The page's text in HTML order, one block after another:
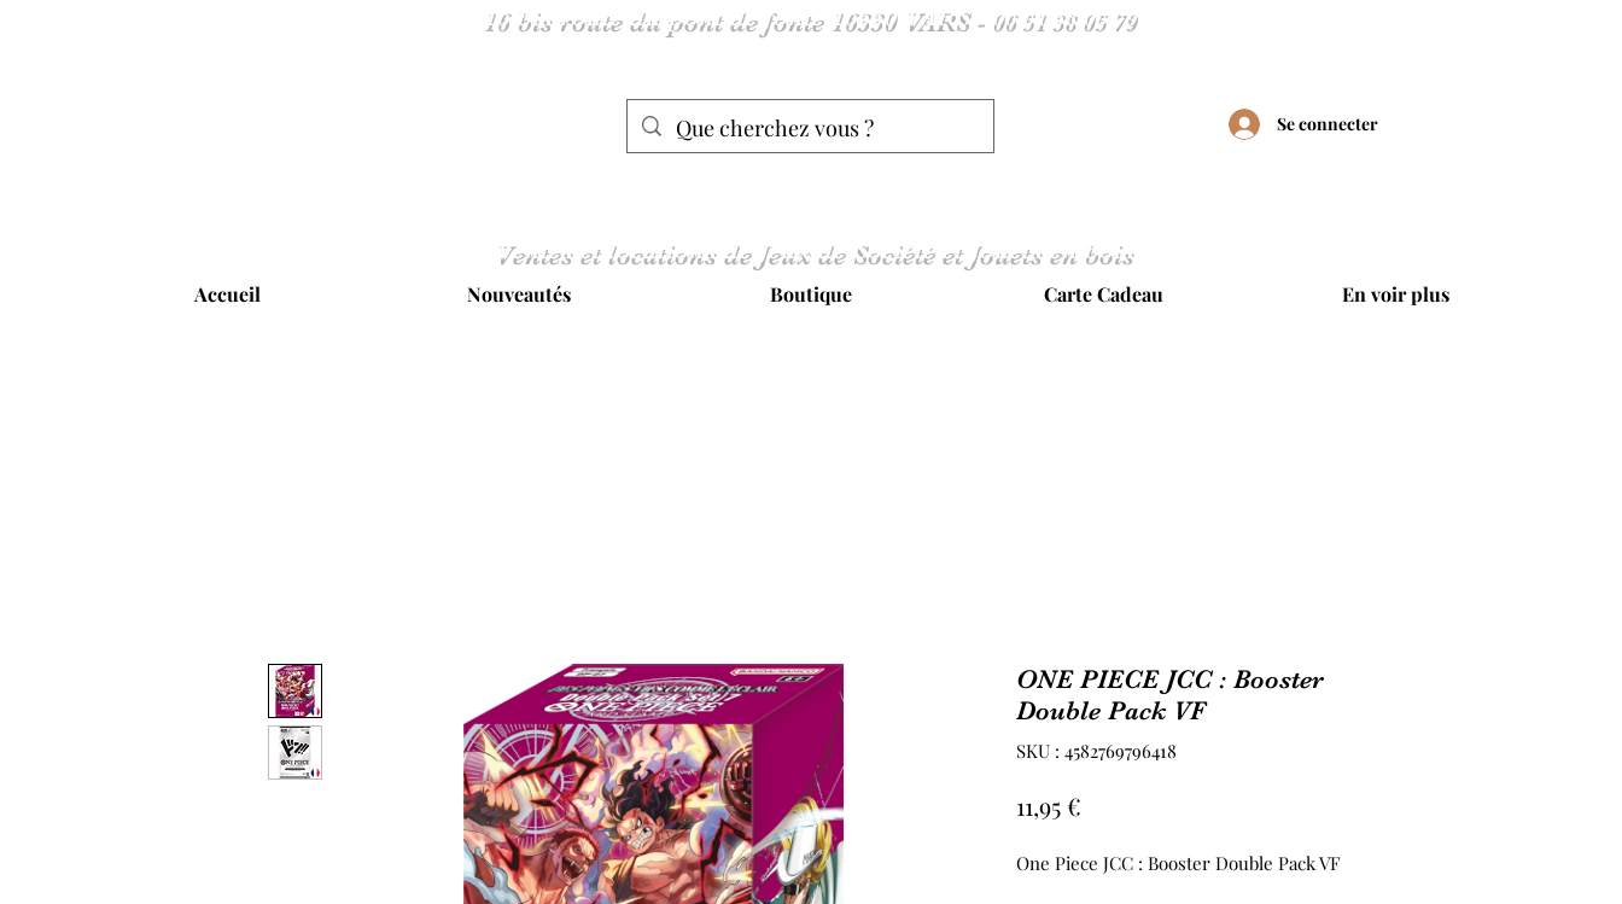
16 bis route du pont de fonte 16330 VARS - 0651 38 05 79
Se connecter
Ventes et locations de Jeux de Société et Jouets en bois
Accueil Nouveautés Boutique Carte Cadeau En voir plus
ONE PIECE JCC : Booster
Double Pack VF
SKU : 4582769796418
11,95 €
One Piece JCC : Booster Double Pack VF